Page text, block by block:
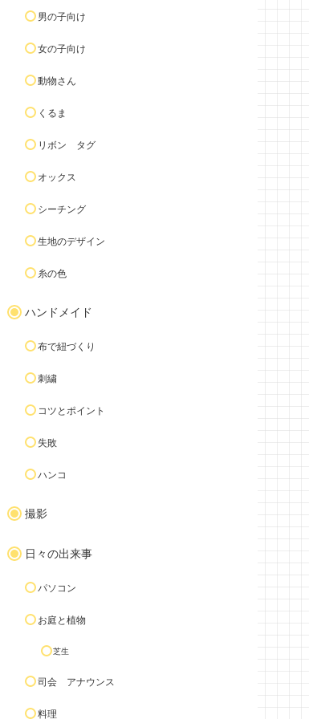
男の子向け
女の子向け
動物さん
くるま
リボン タグ
オックス
シーチング
生地のデザイン
糸の色
ハンドメイド
布で紐づくり
刺繍
コツとポイント
失敗
ハンコ
撮影
日々の出来事
パソコン
お庭と植物
芝生
司会 アナウンス
料理